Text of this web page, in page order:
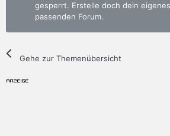
gesperrt. Erstelle doch dein
passenden Forum.
Gehe zur Themenübersicht